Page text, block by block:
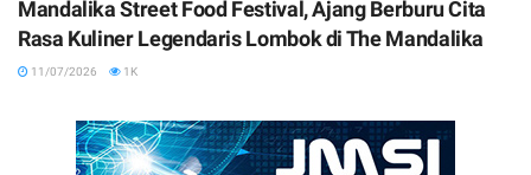
Mandalika Street Food Festival, Ajang Berburu Cita
Rasa Kuliner Legendaris Lombok di The Mandalika
11/07/2026 1K